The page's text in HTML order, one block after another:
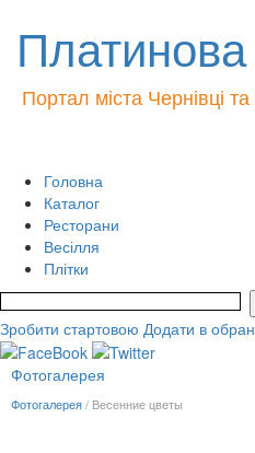
Портал міста Чернівці
Головна
Каталог
Ресторани
Весілля
Плітки
Зробити стартовою Додати в
Фотогалерея
Фотогалерея/ Весенние цветы